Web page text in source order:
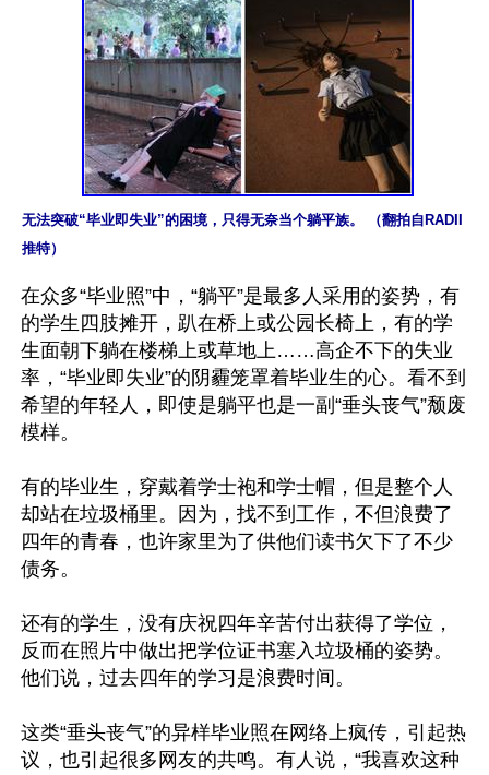
无法突破“毕业即失业”的困境，只得无奈当个躺平族。 （翻拍自RADII
推特）
在众多“毕业照”中，“躺平”是最多人采用的姿势，有
的学生四肢摊开，趴在桥上或公园长椅上，有的学
生面朝下躺在楼梯上或草地上……高企不下的失业
率，“毕业即失业”的阴霾笼罩着毕业生的心。看不到
希望的年轻人，即使是躺平也是一副“垂头丧气”颓废
模样。
有的毕业生，穿戴着学士袍和学士帽，但是整个人
却站在垃圾桶里。因为，找不到工作，不但浪费了
四年的青春，也许家里为了供他们读书欠下了不少
债务。
还有的学生，没有庆祝四年辛苦付出获得了学位，
反而在照片中做出把学位证书塞入垃圾桶的姿势。
他们说，过去四年的学习是浪费时间。
这类“垂头丧气”的异样毕业照在网络上疯传，引起热
议，也引起很多网友的共鸣。有人说，“我喜欢这种